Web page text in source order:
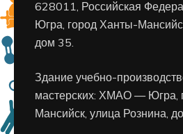
628011, Российская
Югра, город Ханты-
дом 35.
Здание учебно-
мастерских: ХМАО — Югра,
Мансийск, улица Рознина,